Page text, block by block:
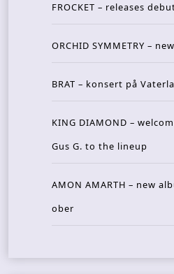
FROCKET – releases
ORCHID SYMMETRY –
BRAT – konsert på
KING DIAMOND –
Gus G. to the lineup
AMON AMARTH – new
ober